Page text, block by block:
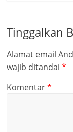
Tinggalkan
Alamat email
wajib ditandai*
Komentar*